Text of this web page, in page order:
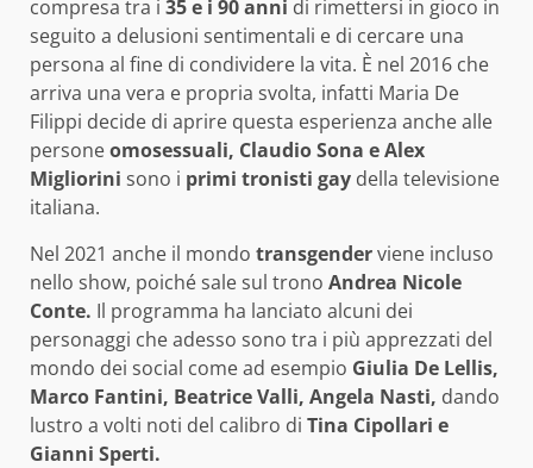
compresa tra i 35 e i 90 anni di rimettersi in gioco in
seguito a delusioni sentimentali e di cercare una
persona al fine di condividere la vita. È nel 2016 che
arriva una vera e propria svolta, infatti Maria De
Filippi decide di aprire questa esperienza anche alle
personeomosessuali, Claudio Sona e Alex
Migliorini sono i primi tronisti gay della televisione
italiana.
Nel 2021 anche il mondo transgenderviene incluso
nello show, poiché sale sul trono Andrea Nicole
Conte. Il programma ha lanciato alcuni dei
personaggi che adesso sono tra i più apprezzati del
mondo dei social come ad esempio Giulia De Lellis,
Marco Fantini, Beatrice Valli, Angela Nasti, dando
lustro a volti noti del calibro di Tina Cipollari e
Gianni Sperti.